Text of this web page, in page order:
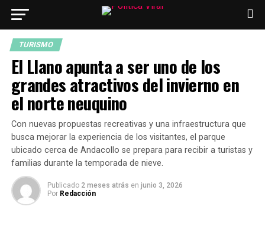
TURISMO
El Llano apunta a ser uno de los
grandes atractivos del invierno en
el norte neuquino
Con nuevas propuestas recreativas y una infraestructura que
busca mejorar la experiencia de los visitantes, el parque
ubicado cerca de Andacollo se prepara para recibir a turistas y
familias durante la temporada de nieve.
Publicado 2 meses atrás en junio 3, 2026
Por Redacción